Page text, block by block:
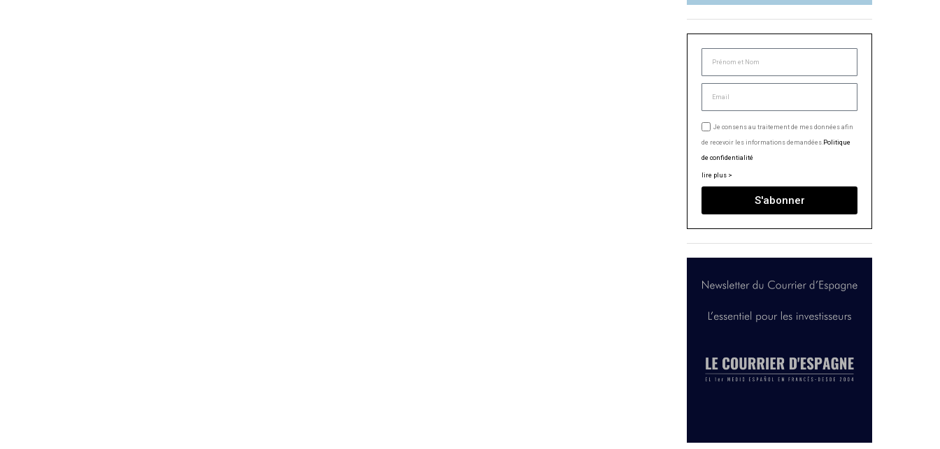
Je consens au traitement de mes données afin
de recevoir les informations demandées.Politique
de confidentialité
lire plus >
S'abonner